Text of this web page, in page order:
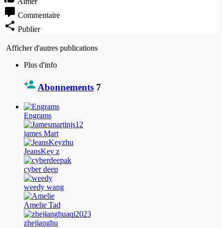
Commentaire
Publier
Afficher d'autres publications
Plus d'info
Abonnements 7
Engrams
james Mart
JeansKey z
cyber deep
weedy wang
Amelie Tad
zhejianghu